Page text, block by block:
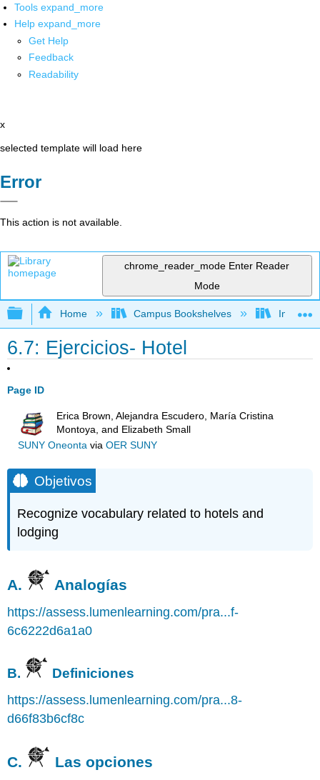
Tools expand_more
Help expand_more
Get Help
Feedback
Readability
x
selected template will load here
Error
This action is not available.
chrome_reader_mode Enter Reader
Mode
Expand/collapse global hierarchy
Home Campus Bookshelves Imperial
6.7: Ejercicios- Hotel
Page ID
Erica Brown, Alejandra Escudero, María Cristina
Montoya, and Elizabeth Small
SUNY Oneontavia OER SUNY
Objetivos
Recognize vocabulary related to hotels and
lodging
A. Analogías
https://assess.lumenlearning.com/pra...f-
6c6222d6a1a0
B. Definiciones
https://assess.lumenlearning.com/pra...8-
d66f83b6cf8c
C. Las opciones